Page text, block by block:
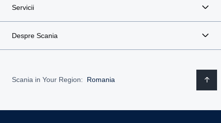
Servicii
Despre Scania
Scania in Your Region: Romania